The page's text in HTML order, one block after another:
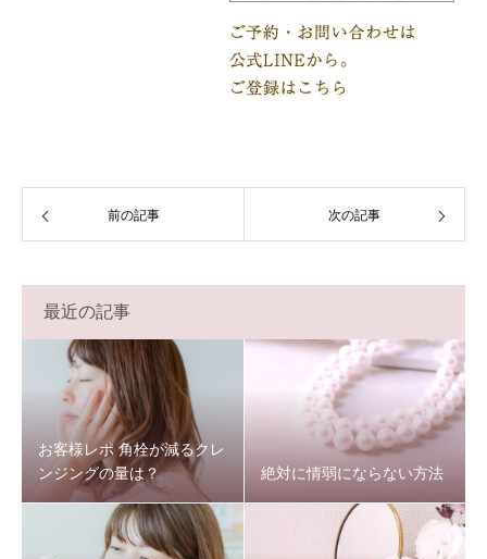
前の記事 次の記事
最近の記事
お客様レポ 角栓が減るクレ
ンジングの量は？
絶対に情弱にならない方法